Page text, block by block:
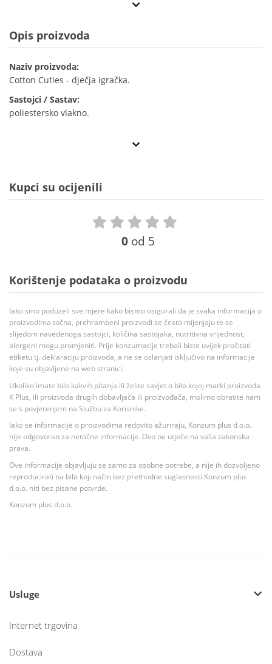
Opis proizvoda
Naziv proizvoda:
Cotton Cuties - dječja igračka.
Sastojci / Sastav:
poliestersko vlakno.
Kupci su ocijenili
0 od 5
Korištenje podataka o proizvodu
Iako smo poduzeli sve mjere kako bismo osigurali da je svaka informacija o
proizvodima točna, prehrambeni proizvodi se često mijenjaju te se
slijedom navedenoga sastojci, količina sastojaka, nutritivna vrijednost,
alergeni mogu promjeniti. Prije konzumacije trebali biste uvijek pročitati
etiketu tj. deklaraciju proizvoda, a ne se oslanjati isključivo na informacije
koje su objavljene na web stranici.
Ukoliko imate bilo kakvih pitanja ili želite savjet o bilo kojoj marki proizvoda
K Plus, ili proizvoda drugih dobavljača ili proizvođača, molimo obratite nam
se s povjerenjem na Službu za Korisnike.
Iako se informacije o proizvodima redovito ažuriraju, Konzum plus d.o.o.
nije odgovoran za netočne informacije. Ovo ne utječe na vaša zakonska
prava.
Ove informacije objavljuju se samo za osobne potrebe, a nije ih dozvoljeno
reproducirati na bilo koji način bez prethodne suglasnosti Konzum plus
d.o.o. niti bez pisane potvrde.
Konzum plus d.o.o.
Usluge
Internet trgovina
Dostava